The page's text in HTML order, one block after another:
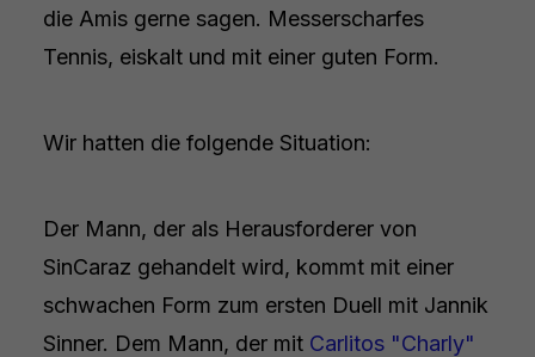
die Amis gerne sagen. Messerscharfes
Tennis, eiskalt und mit einer guten Form.
Wir hatten die folgende Situation:
Der Mann, der als Herausforderer von
SinCaraz gehandelt wird, kommt mit einer
schwachen Form zum ersten Duell mit Jannik
Sinner. Dem Mann, der mit Carlitos "Charly"